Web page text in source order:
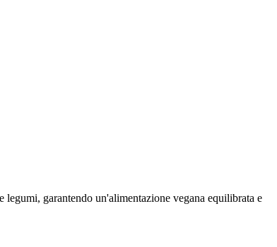
garantendo un'alimentazione vegana equilibrata e